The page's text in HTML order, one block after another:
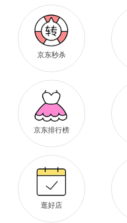
京东秒杀
京东排行榜
逛好店